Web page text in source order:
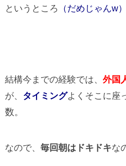
というところ （だめじゃんw）
結構今までの経験では、 外国
が、 タイミングよくそこに座
数。
なので、 毎回朝はドキドキな